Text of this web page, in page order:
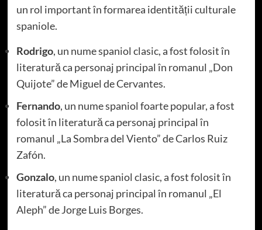
un rol important în formarea identității culturale
spaniole.
Rodrigo, un nume spaniol clasic, a fost folosit în
literatură ca personaj principal în romanul „Don
Quijote” de Miguel de Cervantes.
Fernando, un nume spaniol foarte popular, a fost
folosit în literatură ca personaj principal în
romanul „La Sombra del Viento” de Carlos Ruiz
Zafón.
Gonzalo, un nume spaniol clasic, a fost folosit în
literatură ca personaj principal în romanul „El
Aleph” de Jorge Luis Borges.